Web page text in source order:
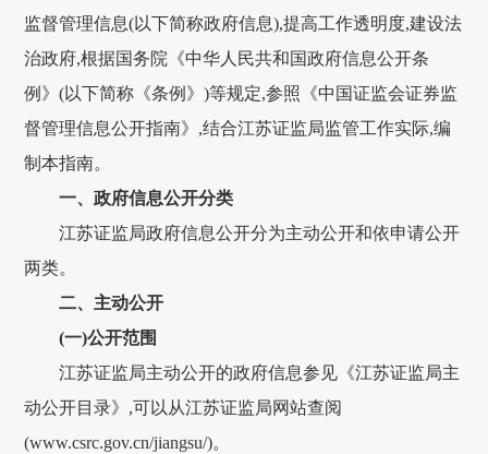
监督管理信息(以下简称政府信息),提高工作透明度,建设法
治政府,根据国务院《中华人民共和国政府信息公开条
例》(以下简称《条例》)等规定,参照《中国证监会证券监
督管理信息公开指南》,结合江苏证监局监管工作实际,编
制本指南。
一、政府信息公开分类
江苏证监局政府信息公开分为主动公开和依申请公开
两类。
二、主动公开
(一)公开范围
江苏证监局主动公开的政府信息参见《江苏证监局主
动公开目录》,可以从江苏证监局网站查阅
(www.csrc.gov.cn/jiangsu/)。